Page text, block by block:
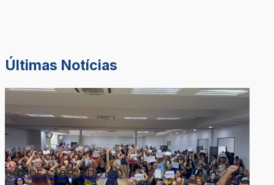
Últimas Notícias
DOR-DE-CABEÇA DO LÉO